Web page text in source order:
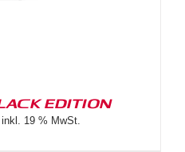
EDITION
inkl. 19 % MwSt.